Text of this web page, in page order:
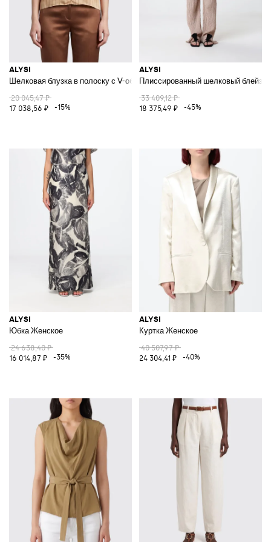
ALYSI
Шелковая блузка в полоску с V-образным вырезом и короткими
20 045,47 ₽
17 038,56 ₽
-15%
ALYSI
Плиссированный шелковый блейзер
33 409,12 ₽
18 375,49 ₽
-45%
ALYSI
Юбка Женское
24 638,40 ₽
16 014,87 ₽
-35%
ALYSI
Куртка Женское
40 507,97 ₽
24 304,41 ₽
-40%